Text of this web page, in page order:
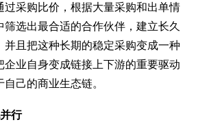
过采购比价，根据大量采购和出单情
筛选出最合适的合作伙伴，建立长久
并且把这种长期的稳定采购变成一种
企业自身变成链接上下游的重要驱动
己的商业生态链。
行